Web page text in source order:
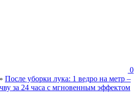
0
После уборки лука: 1 ведро на метр –
за 24 часа с мгновенным эффектом